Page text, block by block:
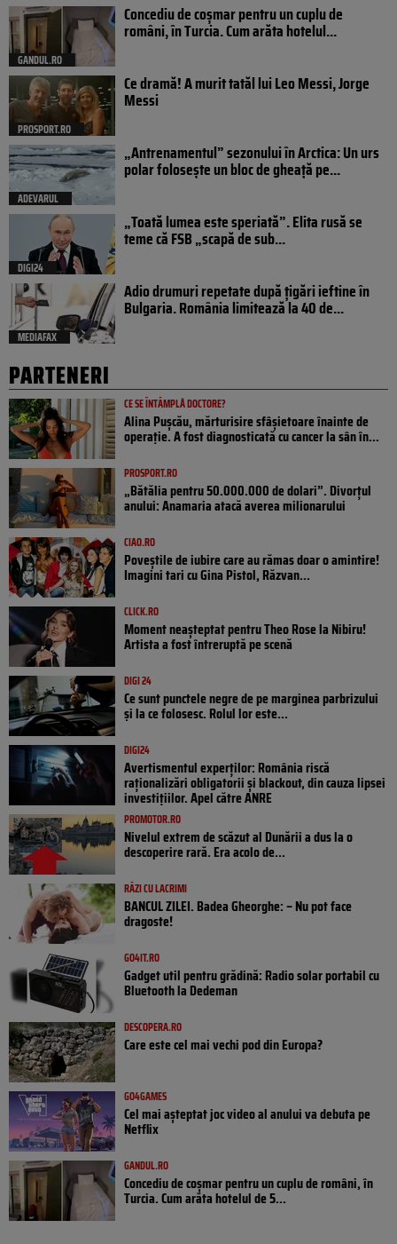
GANDUL.RO
Concediu de coșmar pentru un cuplu de
români, în Turcia. Cum arăta hotelul...
PROSPORT.RO
Ce dramă! A murit tatăl lui Leo Messi, Jorge
Messi
ADEVARUL
„Antrenamentul” sezonului în Arctica: Un urs
polar folosește un bloc de gheață pe...
DIGI24
„Toată lumea este speriată”. Elita rusă se
teme că FSB „scapă de sub...
MEDIAFAX
Adio drumuri repetate după țigări ieftine în
Bulgaria. România limitează la 40 de...
PARTENERI
CE SE ÎNTÂMPLĂ DOCTORE?
Alina Pușcău, mărturisire sfâșietoare înainte de
operație. A fost diagnosticată cu cancer la sân în...
PROSPORT.RO
„Bătălia pentru 50.000.000 de dolari”. Divorțul
anului: Anamaria atacă averea milionarului
CIAO.RO
Poveştile de iubire care au rămas doar o amintire!
Imagini tari cu Gina Pistol, Răzvan...
CLICK.RO
Moment neașteptat pentru Theo Rose la Nibiru!
Artista a fost întreruptă pe scenă
DIGI 24
Ce sunt punctele negre de pe marginea parbrizului
și la ce folosesc. Rolul lor este...
DIGI24
Avertismentul experților: România riscă
raționalizări obligatorii și blackout, din cauza lipsei
investițiilor. Apel către ANRE
PROMOTOR.RO
Nivelul extrem de scăzut al Dunării a dus la o
descoperire rară. Era acolo de...
RÂZI CU LACRIMI
BANCUL ZILEI. Badea Gheorghe: – Nu pot face
dragoste!
GO4IT.RO
Gadget util pentru grădină: Radio solar portabil cu
Bluetooth la Dedeman
DESCOPERA.RO
Care este cel mai vechi pod din Europa?
GO4GAMES
Cel mai așteptat joc video al anului va debuta pe
Netflix
GANDUL.RO
Concediu de coșmar pentru un cuplu de români, în
Turcia. Cum arăta hotelul de 5...